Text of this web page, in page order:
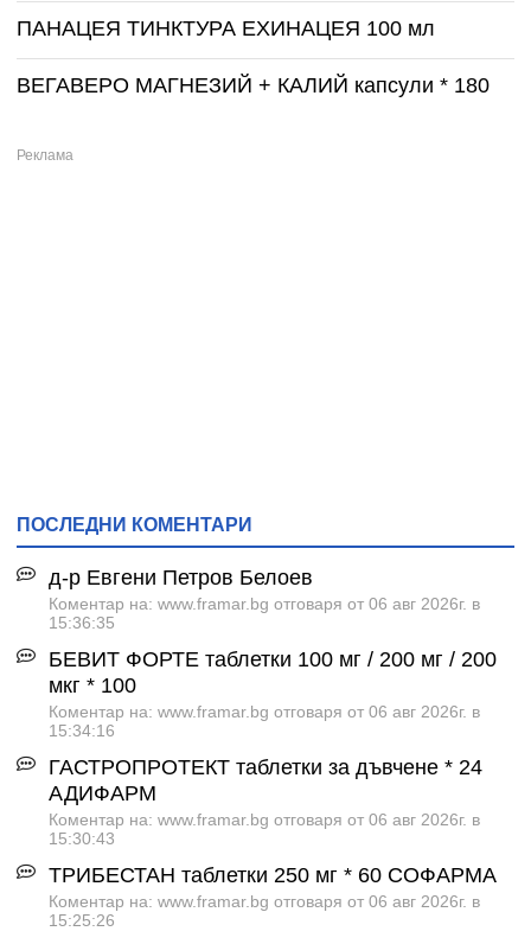
ПАНАЦЕЯ ТИНКТУРА ЕХИНАЦЕЯ 100 мл
ВЕГАВЕРО МАГНЕЗИЙ + КАЛИЙ капсули * 180
ПОСЛЕДНИ КОМЕНТАРИ
д-р Евгени Петров Белоев
Коментар на: www.framar.bg отговаря от 06 авг 2026г. в
15:36:35
БЕВИТ ФОРТЕ таблетки 100 мг / 200 мг / 200
мкг * 100
Коментар на: www.framar.bg отговаря от 06 авг 2026г. в
15:34:16
ГАСТРОПРОТЕКТ таблетки за дъвчене * 24
АДИФАРМ
Коментар на: www.framar.bg отговаря от 06 авг 2026г. в
15:30:43
ТРИБЕСТАН таблетки 250 мг * 60 СОФАРМА
Коментар на: www.framar.bg отговаря от 06 авг 2026г. в
15:25:26